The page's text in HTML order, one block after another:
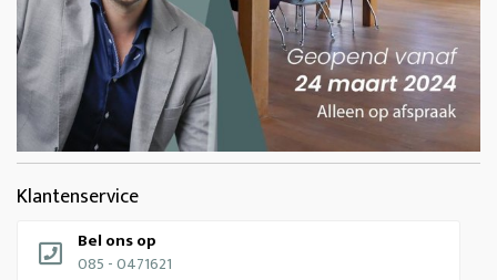
Klantenservice
Bel ons op
085 - 0471621